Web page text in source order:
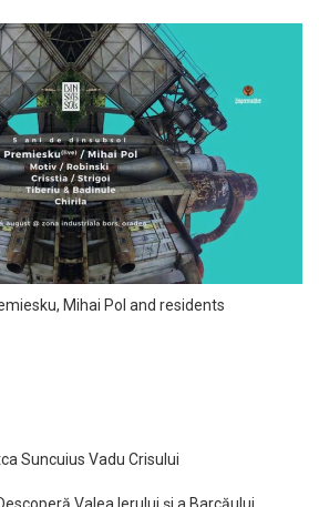
Mihai Pol and residents
Suncuius Vadu Crisului